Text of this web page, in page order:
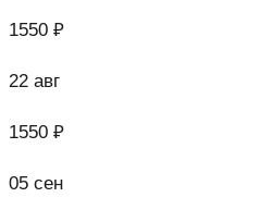
1550 ₽
22 авг
1550 ₽
05 сен